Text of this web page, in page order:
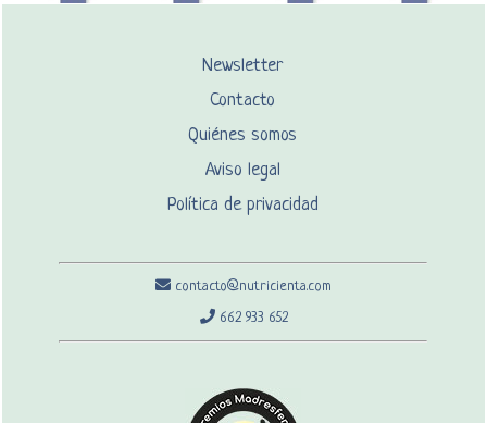
Newsletter
Contacto
Quiénes somos
Aviso legal
Política de privacidad
contacto@nutricienta.com
662 933 652